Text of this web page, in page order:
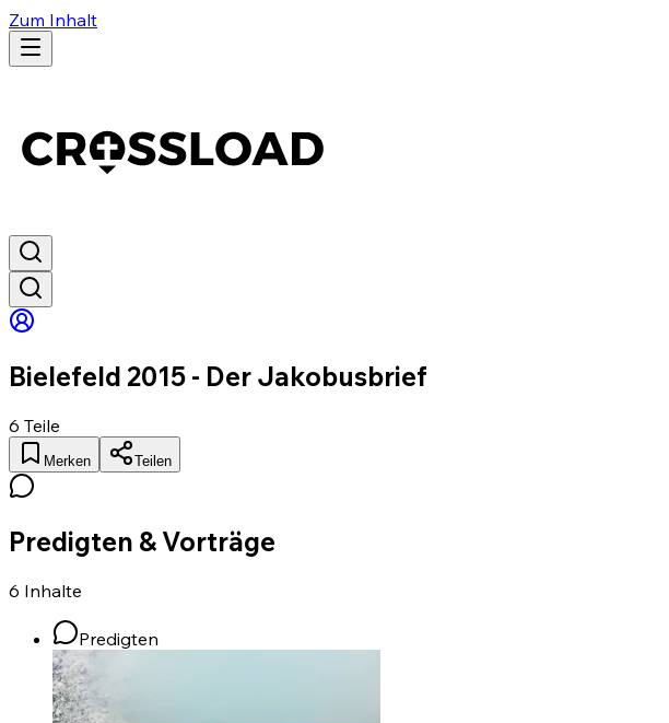
Zum Inhalt
Bielefeld 2015 - Der Jakobusbrief
6 Teile
Merken Teilen
Predigten & Vorträge
6 Inhalte
Predigten